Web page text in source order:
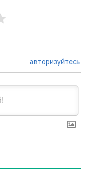
авторизуйтесь